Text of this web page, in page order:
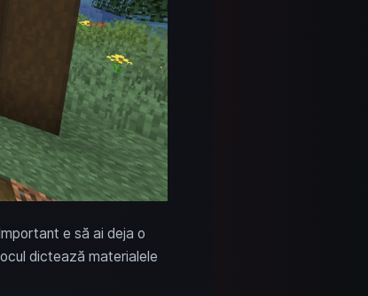
e să ai deja o
dictează materialele